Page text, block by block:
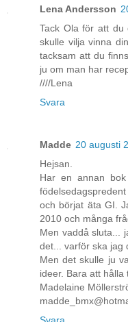
Lena Andersson
Tack Ola för att du
skulle vilja vinna
tacksam att du
ju om man har
////Lena
Svara
Madde 20 augusti
Hejsan.
Har en annan
och börjat äta GI.
2010 och många
Men vaddå sluta...
det... varför ska jag
Men det skulle ju
ideer. Bara att
Madelaine
Svara